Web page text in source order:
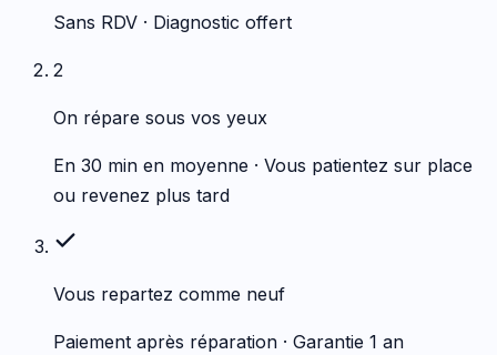
Sans RDV · Diagnostic offert
2
On répare sous vos yeux
En 30 min en moyenne · Vous patientez sur place
ou revenez plus tard
Vous repartez comme neuf
Paiement après réparation · Garantie 1 an